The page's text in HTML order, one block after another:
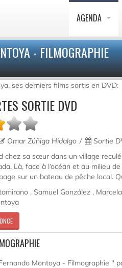
AGENDA
- FILMOGRAPHIE
ses derniers films sortis en DVD:
SORTIE DVD
Omar Zúñiga Hidalgo Sortie
chez sa sœur dans un village
Là, face à l’océan et au milieu
sur un bateau de pêche local.
, Samuel González ,
Montoya - Filmographie "